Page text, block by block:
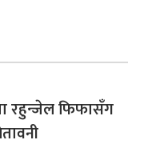
रहुन्जेल फिफासँग